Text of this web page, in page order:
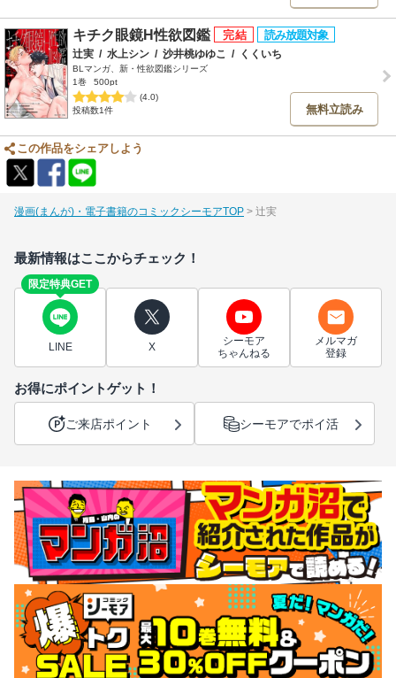
キチク眼鏡H性欲図鑑
辻実 / 水上シン / 沙井桃ゆゆこ / くくいち
BLマンガ、新・性欲図鑑シリーズ
1巻
500pt
(4.0)
投稿数1件
無料立読み
この作品をシェアしよう
漫画(まんが)・電子書籍のコミックシーモアTOP 辻実
最新情報はここからチェック！
限定特典GET
LINE X
シーモア
ちゃんねる
メルマガ
登録
お得にポイントゲット！
ご来店ポイント シーモアでポイ活